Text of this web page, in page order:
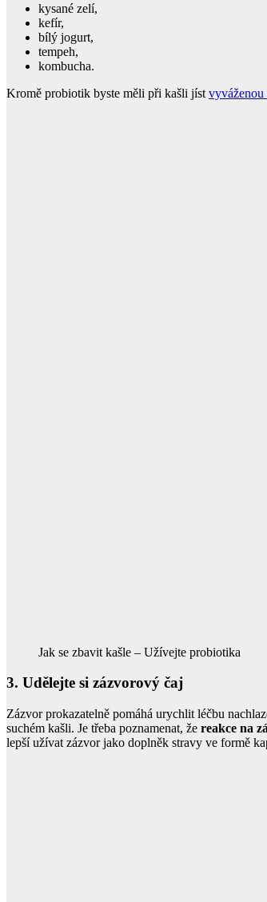
kysané zelí,
kefír,
bílý jogurt,
tempeh,
kombucha.
Kromě probiotik byste měli při kašli jíst vyváženou
Jak se zbavit kašle – Užívejte probiotika
3. Udělejte si zázvorový čaj
Zázvor prokazatelně pomáhá urychlit léčbu
suchém kašli. Je třeba poznamenat, že reakce na
lepší užívat zázvor jako doplněk stravy ve formě